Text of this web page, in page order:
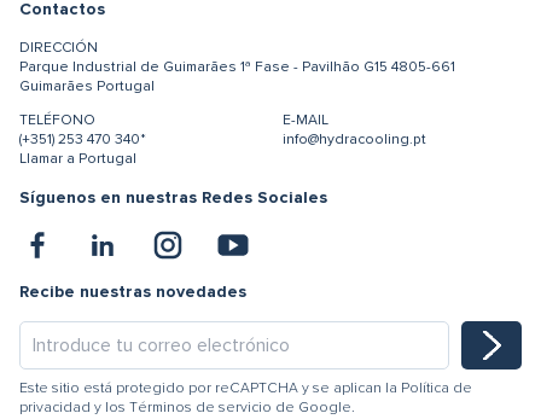
Contactos
DIRECCIÓN
Parque Industrial de Guimarães 1ª Fase - Pavilhão G15 4805-661
Guimarães Portugal
TELÉFONO
(+351) 253 470 340*
Llamar a Portugal
E-MAIL
info@hydracooling.pt
Síguenos en nuestras Redes Sociales
Recibe nuestras novedades
Este sitio está protegido por reCAPTCHA y se aplican la Política de
privacidad y los Términos de servicio de Google.